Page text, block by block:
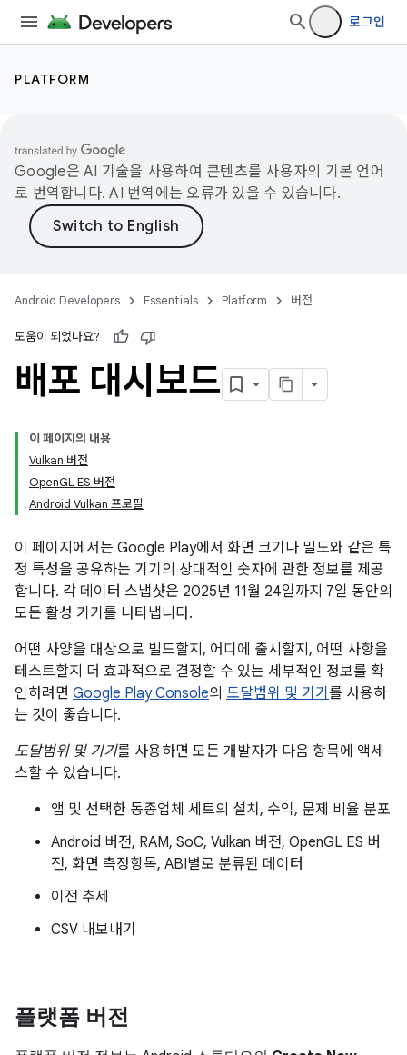
로그인
PLATFORM
Google은 AI 기술을 사용하여 콘텐츠를 사용자의 기본 언어
로 번역합니다. AI 번역에는 오류가 있을 수 있습니다.
Android Developers Essentials Platform 버전
도움이 되었나요?
배포 대시보드
이 페이지의 내용
Vulkan 버전
OpenGL ES 버전
Android Vulkan 프로필
이 페이지에서는 Google Play에서 화면 크기나 밀도와 같은 특
정 특성을 공유하는 기기의 상대적인 숫자에 관한 정보를 제공
합니다. 각 데이터 스냅샷은 2025년 11월 24일까지 7일 동안의
모든 활성 기기를 나타냅니다.
어떤 사양을 대상으로 빌드할지, 어디에 출시할지, 어떤 사항을
테스트할지 더 효과적으로 결정할 수 있는 세부적인 정보를 확
인하려면 Google Play Console의 도달범위 및 기기 를 사용하
는 것이 좋습니다.
도달범위 및 기기를 사용하면 모든 개발자가 다음 항목에 액세
스할 수 있습니다.
앱 및 선택한 동종업체 세트의 설치, 수익, 문제 비율 분포
Android 버전, RAM, SoC, Vulkan 버전, OpenGL ES 버
전, 화면 측정항목, ABI별로 분류된 데이터
이전 추세
CSV 내보내기